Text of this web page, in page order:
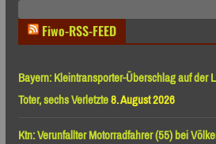
Fiwo-RSS-FEED
Bayern: Kleintransporter-Überschlag auf
Toter, sechs Verletzte8. August 2026
Ktn: Verunfallter Motorradfahrer (55) bei